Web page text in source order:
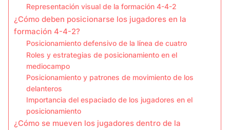
Representación visual de la formación 4-4-2
¿Cómo deben posicionarse los jugadores en la
formación 4-4-2?
Posicionamiento defensivo de la línea de cuatro
Roles y estrategias de posicionamiento en el
mediocampo
Posicionamiento y patrones de movimiento de los
delanteros
Importancia del espaciado de los jugadores en el
posicionamiento
¿Cómo se mueven los jugadores dentro de la